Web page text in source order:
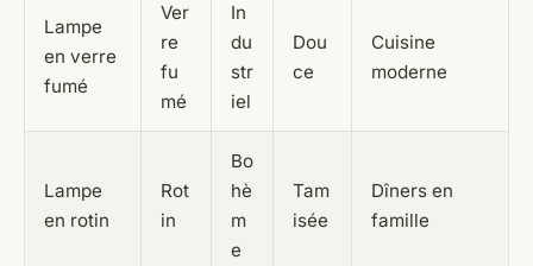
Lampe
en verre
fumé
Ver
re
fu
mé
In
du
str
iel
Dou
ce
Cuisine
moderne
Lampe
en rotin
Rot
in
Bo
hè
m
e
Tam
isée
Dîners en
famille